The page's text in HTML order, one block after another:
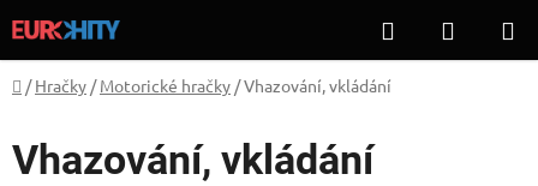
na
obsah
Hledat
KOŠÍK
Domů
/ Hračky / Motorické hračky /Vhazování, vkládání
Vhazování, vkládání